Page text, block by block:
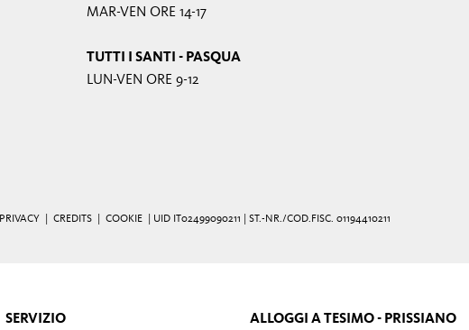
MAR-VEN ORE 14-17
TUTTI I SANTI - PASQUA
LUN-VEN ORE 9-12
PRIVACY CREDITS COOKIE | UID IT02499090211 | ST.-NR./COD.FISC. 01194410211
SERVIZIO
ALLOGGI A TESIMO - PRISSIANO